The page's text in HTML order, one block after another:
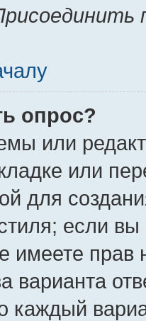
опрос?
или
или
для
если
прав
варианта
каждый